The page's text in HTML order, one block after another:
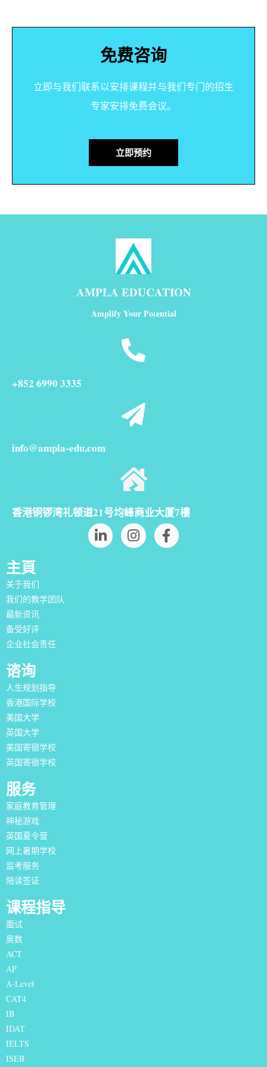
免费咨询​
立即与我们联系以安排课程并与我们专门的招生
专家安排免费会议。
立即预约
AMPLA EDUCATION
Amplify Your Potential
+852 6990 3335
info@ampla-edu.com
香港铜锣湾礼顿道21号均峰商业大厦7樓
主頁
关于我们
我们的教学团队
最新资讯
备受好评
企业社会责任
谘询
人生规划指导
香港国际学校
美国大学
英国大学
美国寄宿学校
英国寄宿学校
服务
家庭教育管理
神秘游戏
英国夏令营
网上暑期学校
监考服务
陪读签证
课程指导
面试
奥数
ACT
AP
A-Level
CAT4
IB
IDAT
IELTS
ISEB